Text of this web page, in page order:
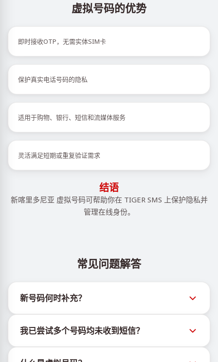
虚拟号码的优势
即时接收OTP，无需实体SIM卡
保护真实电话号码的隐私
适用于购物、银行、短信和流媒体服务
灵活满足短期或重复验证需求
结语
新喀里多尼亚 虚拟号码可帮助你在 TIGER SMS 上保护隐私并
管理在线身份。
常见问题解答
新号码何时补充？
人 @TigerSMSofficial_bot 查看。该频道会及时更新，
帮助用户获取最新号码库存。
我已尝试多个号码均未收到短信？